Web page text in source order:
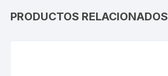
PRODUCTOS RELACIONADOS